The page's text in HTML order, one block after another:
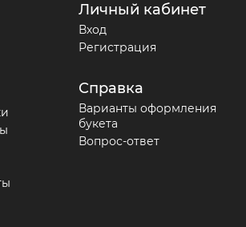
Личный кабинет
Вход
Регистрация
Справка
Варианты оформления
букета
Вопрос-ответ